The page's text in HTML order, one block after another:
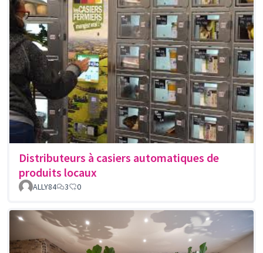
Distributeurs à casiers automatiques de
produits locaux
ALLY84 3 0